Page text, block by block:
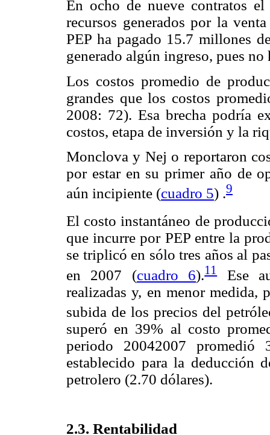
En ocho de nueve contratos
recursos generados por la
PEP ha pagado 15.7 millones
generado algún ingreso, pues
Los costos promedio de
grandes que los costos
2008: 72). Esa brecha podría
costos, etapa de inversión y la
Monclova y Nej o reportaron
por estar en su primer año de
aún incipiente (cuadro 5) .9
El costo instantáneo de
que incurre por PEP entre la
se triplicó en sólo tres años al
en 2007 (cuadro 6).11Ese
realizadas y, en menor
subida de los precios del
superó en 39% al costo
periodo 20042007
establecido para la deducción
petrolero (2.70 dólares).
2.3. Rentabilidad